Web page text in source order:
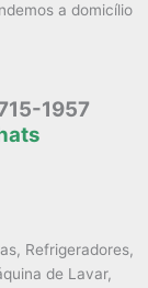
a domicílio
1957
Refrigeradores,
de Lavar,